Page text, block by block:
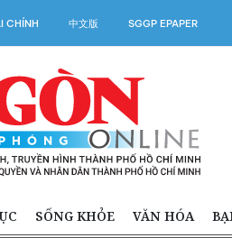
CHÍNH 中文版 SGGP EPAPER
SỐNG KHỎE VĂN HÓA